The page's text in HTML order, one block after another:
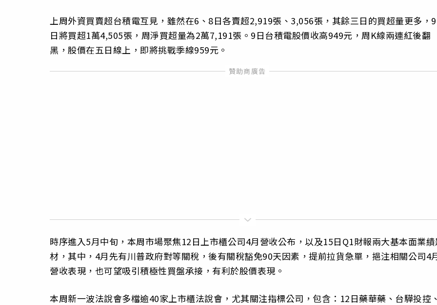
上周外資買賣超台積電互見，雖然在6、8日各賣超2,919張、3,056張，其餘三日的買超量更多，9
日將買超1萬4,505張，周淨買超量為2萬7,191張。9日台積電股價收高949元，周K線兩連紅後翻
黑，股價在五日線上，即將挑戰季線959元。
時序進入5月中旬，本周市場聚焦12日上市櫃公司4月營收公布，以及15日Q1財報兩大基本面業
材，其中，4月先有川普政府對等關稅，後有關稅豁免90天因素，提前拉貨急單，挹注相關公司4
營收表現，也可望吸引積極性買盤承接，有利於股價表現。
本周新一波法說會多檔逾40家上市櫃法說會，尤其關注指標公司，包含：12日藥華藥、台驊投控